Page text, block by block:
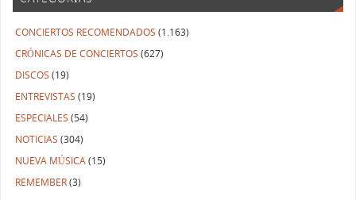
CONCIERTOS RECOMENDADOS (1.163)
CRÓNICAS DE CONCIERTOS (627)
DISCOS (19)
ENTREVISTAS (19)
ESPECIALES (54)
NOTICIAS (304)
NUEVA MÚSICA(15)
REMEMBER(3)